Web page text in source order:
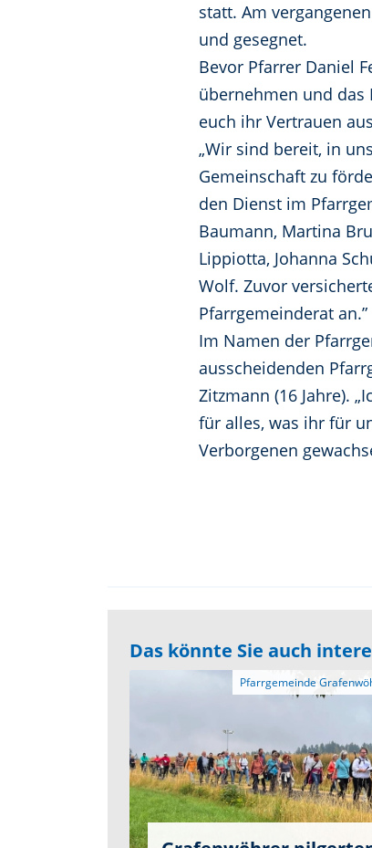
statt. Am
und gesegnet.
Bevor Pfarrer Daniel
übernehmen und das
euch ihr Vertrauen
„Wir sind bereit, in
Gemeinschaft zu
den Dienst im
Baumann, Martina
Lippiotta, Johanna
Wolf. Zuvor
Pfarrgemeinderat an.”
Im Namen der
ausscheidenden
Zitzmann (16 Jahre).
für alles, was ihr für
Verborgenen
Das könnte Sie auch